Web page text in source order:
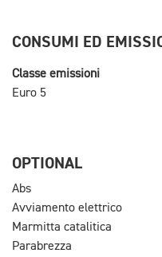
CONSUMI ED
Classe emissioni
Euro 5
OPTIONAL
Abs
Avviamento elettrico
Marmitta catalitica
Parabrezza